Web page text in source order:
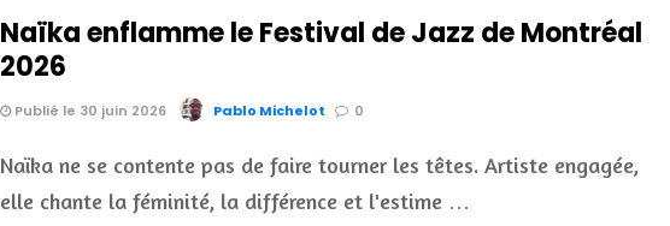
Naïka enflamme le Festival de Jazz de Montréal
2026
Publié le 30 juin 2026 Pablo Michelot 0
Naïka ne se contente pas de faire tourner les têtes. Artiste engagée,
elle chante la féminité, la différence et l'estime …